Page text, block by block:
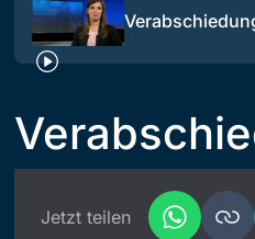
Jetzt teilen